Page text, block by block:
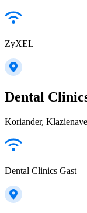
ZyXEL
Dental
Koriander,
Dental Clinics Gast